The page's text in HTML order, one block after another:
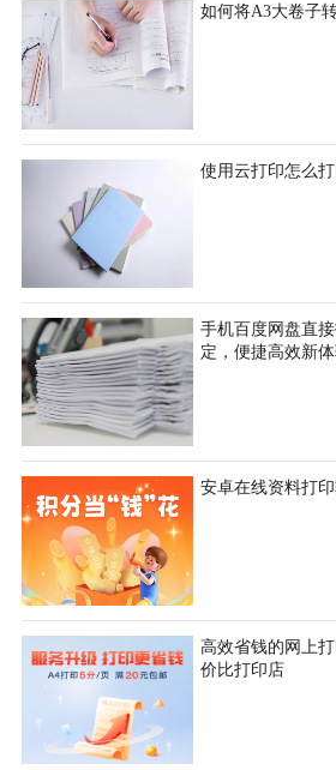
如何将A3大卷子
使用云打印怎么
手机百度网盘直
定，便捷高效新
安卓在线资料打
高效省钱的网上
价比打印店